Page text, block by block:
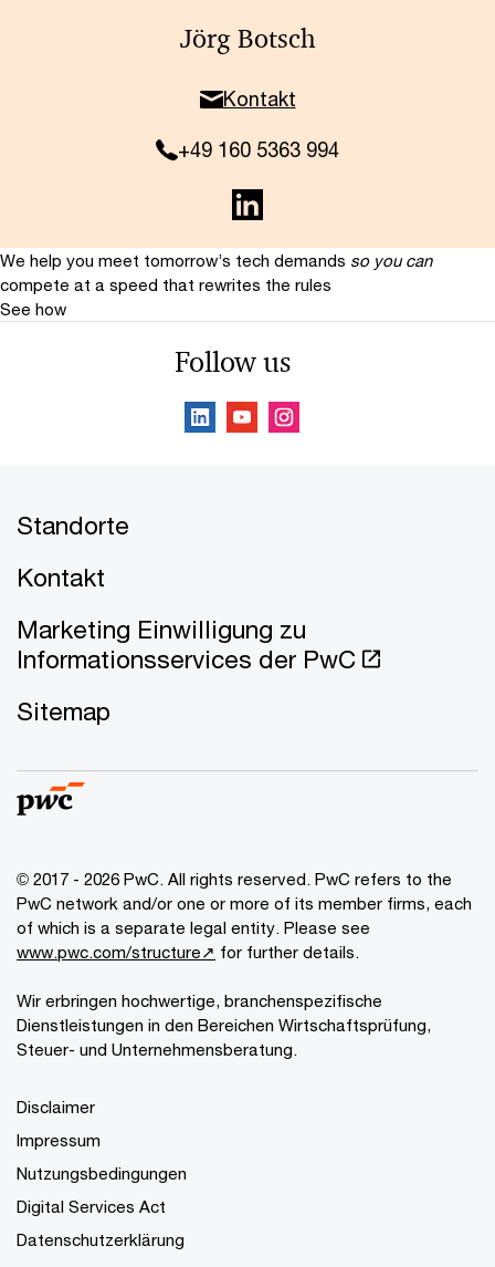
Jörg Botsch
Kontakt
+49 160 5363 994
We help you meet tomorrow’s tech demands so you can
compete at a speed that rewrites the rules
See how
Follow us
Standorte
Kontakt
Marketing Einwilligung zu
Informationsservices der PwC
Sitemap
© 2017 - 2026 PwC. All rights reserved. PwC refers to the
PwC network and/or one or more of its member firms, each
of which is a separate legal entity. Please see
www.pwc.com/structure↗ for further details.
Wir erbringen hochwertige, branchenspezifische
Dienstleistungen in den Bereichen Wirtschaftsprüfung,
Steuer- und Unternehmensberatung.
Disclaimer
Impressum
Nutzungsbedingungen
Digital Services Act
Datenschutzerklärung